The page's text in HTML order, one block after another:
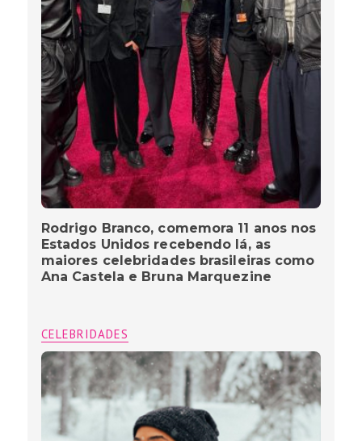
Rodrigo Branco, comemora 11 anos nos
Estados Unidos recebendo lá, as
maiores celebridades brasileiras como
Ana Castela e Bruna Marquezine
CELEBRIDADES